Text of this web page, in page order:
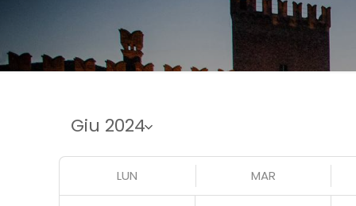
LUN MAR